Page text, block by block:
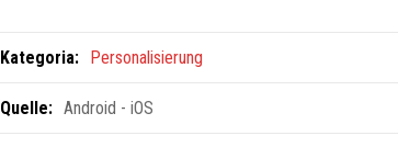
Kategoria: Personalisierung
Quelle: Android - iOS